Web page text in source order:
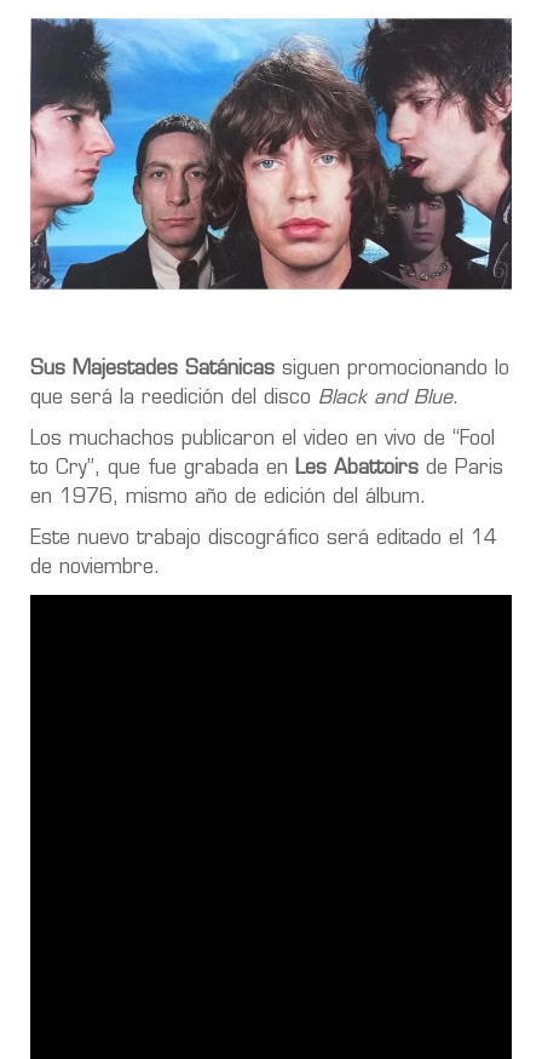
Sus Majestades Satánicas siguen promocionando lo
que será la reedición del disco Black and Blue.
Los muchachos publicaron el video en vivo de “Fool
to Cry”, que fue grabada en Les Abattoirs de Paris
en 1976, mismo año de edición del álbum.
Este nuevo trabajo discográfico será editado el 14
de noviembre.